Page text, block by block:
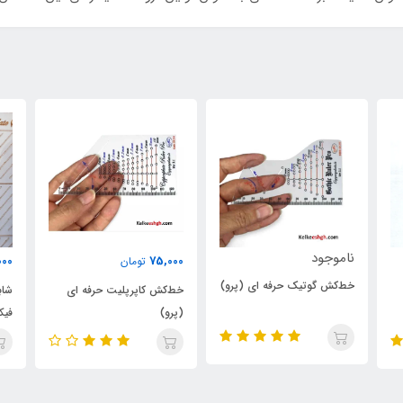
75,000 تومان
خط‌کش کاپرپلیت حرفه ای
480,000 تومان
شابلون کاپرپلیت - مدل
فیکس